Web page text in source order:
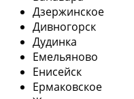
Дзержинское
Дивногорск
Дудинка
Емельяново
Енисейск
Ермаковское